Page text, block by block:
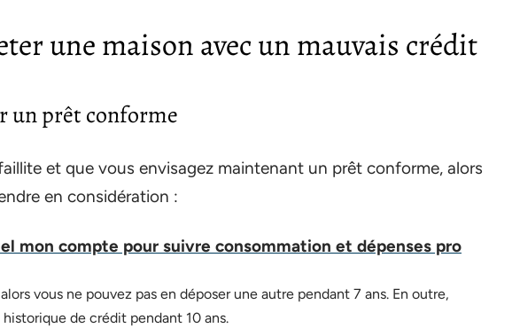
une maison avec un mauvais crédit
un prêt conforme
et que vous envisagez maintenant un prêt conforme, alors
en considération :
mon compte pour suivre consommation et dépenses pro
vous ne pouvez pas en déposer une autre pendant 7 ans. En outre,
historique de crédit pendant 10 ans.